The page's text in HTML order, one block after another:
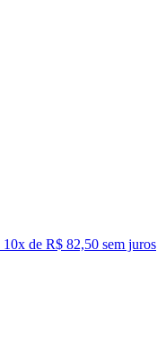
10x de R$ 82,50 sem juros